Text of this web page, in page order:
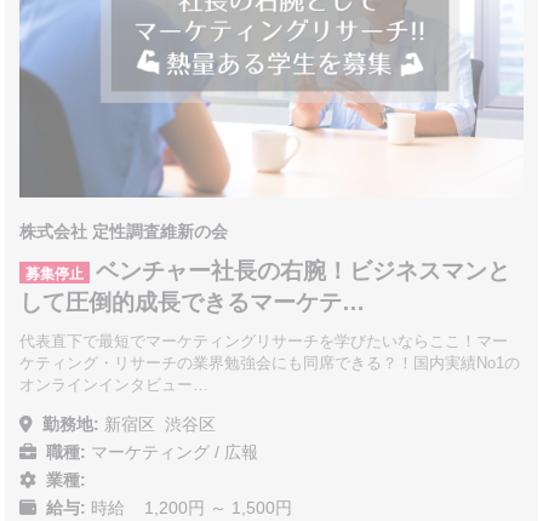
株式会社 定性調査維新の会
募集停止
ベンチャー社長の右腕！ビジネスマンと
して圧倒的成長できるマーケテ…
代表直下で最短でマーケティングリサーチを学びたいならここ！マー
ケティング・リサーチの業界勉強会にも同席できる？！国内実績No1の
オンラインインタビュー…
勤務地: 新宿区 渋谷区
職種: マーケティング / 広報
業種:
給与: 時給 1,200円 ～ 1,500円